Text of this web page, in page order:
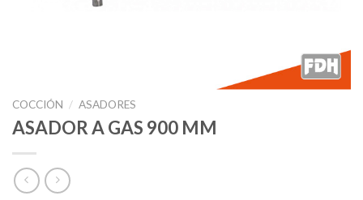
COCCIÓN / ASADORES
ASADOR A GAS 900 MM